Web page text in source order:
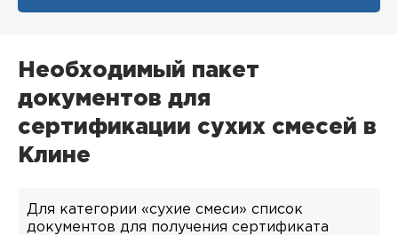
Необходимый пакет
документов для
сертификации сухих смесей в
Клине
Для категории «сухие смеси» список
документов для получения сертификата